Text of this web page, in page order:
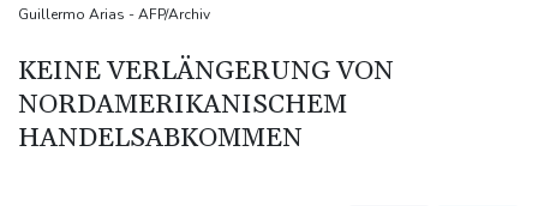
Nationaler Sicherheitsrat mit Merz tagt zu Drohnenvorfall in
Leipzig
Kabel der Deutschen Bahn beschädigt: Kölner Staatsschutz
Guillermo Arias - AFP/Archiv
KEINE VERLÄNGERUNG VON
NORDAMERIKANISCHEM
HANDELSABKOMMEN